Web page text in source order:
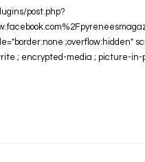
post.php?
;overflow:hidden"
; encrypted-media ; picture-